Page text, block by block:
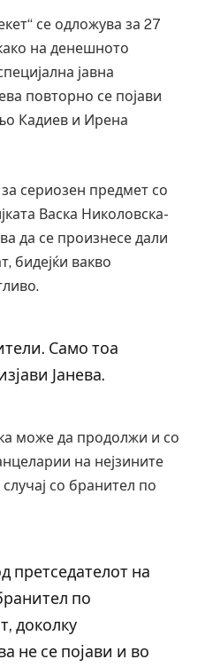
се одложува за 27
на денешното
јавна
повторно се појави
Кадиев и Ирена
сериозен предмет со
Васка Николовска-
да се произнесе дали
бидејќи вакво
Само тоа
Јанева.
може да продолжи и со
на нејзините
со бранител по
претседателот на
по
доколку
не се појави и во